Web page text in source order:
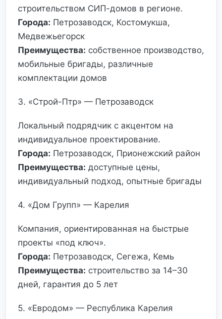
строительством СИП-домов в регионе.
Города: Петрозаводск, Костомукша,
Медвежьегорск
Преимущества: собственное производство,
мобильные бригады, различные
комплектации домов
3. «Строй-Птр» — Петрозаводск
Локальный подрядчик с акцентом на
индивидуальное проектирование.
Города: Петрозаводск, Прионежский район
Преимущества: доступные цены,
индивидуальный подход, опытные бригады
4. «Дом Групп» — Карелия
Компания, ориентированная на быстрые
проекты «под ключ».
Города: Петрозаводск, Сегежа, Кемь
Преимущества: строительство за 14–30
дней, гарантия до 5 лет
5. «Евродом» — Республика Карелия